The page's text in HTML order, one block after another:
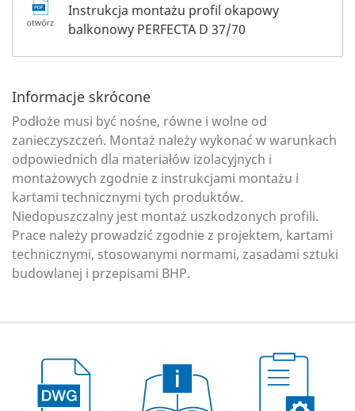
Instrukcja montażu profil okapowy
balkonowy PERFECTA D 37/70
Informacje skrócone
Podłoże musi być nośne, równe i wolne od
zanieczyszczeń. Montaż należy wykonać w warunkach
odpowiednich dla materiałów izolacyjnych i
montażowych zgodnie z instrukcjami montażu i
kartami technicznymi tych produktów.
Niedopuszczalny jest montaż uszkodzonych profili.
Prace należy prowadzić zgodnie z projektem, kartami
technicznymi, stosowanymi normami, zasadami sztuki
budowlanej i przepisami BHP.